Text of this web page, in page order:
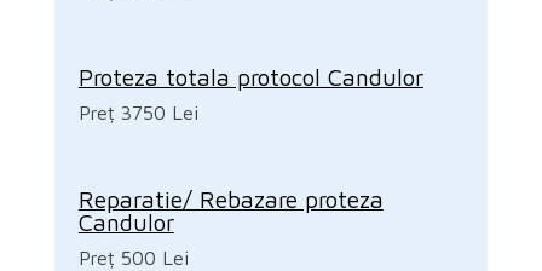
Proteza totala protocol Candulor
Preț 3750 Lei
Reparatie/ Rebazare proteza
Candulor
Preț 500 Lei